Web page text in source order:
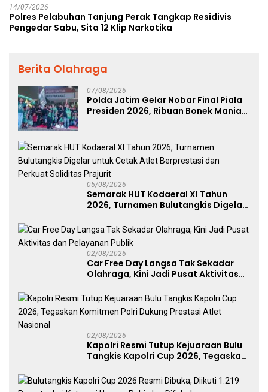
14/07/2026
Polres Pelabuhan Tanjung Perak Tangkap Residivis
Pengedar Sabu, Sita 12 Klip Narkotika
Berita Olahraga
07/08/2026
Polda Jatim Gelar Nobar Final Piala
Presiden 2026, Ribuan Bonek Mania
05/08/2026
Semarak HUT Kodaeral XI Tahun
2026, Turnamen Bulutangkis Digelar
Perkuat Soliditas Prajurit
02/08/2026
Car Free Day Langsa Tak Sekadar
Olahraga, Kini Jadi Pusat Aktivitas
02/08/2026
Kapolri Resmi Tutup Kejuaraan Bulu
Tangkis Kapolri Cup 2026, Tegaskan
Atlet Nasional